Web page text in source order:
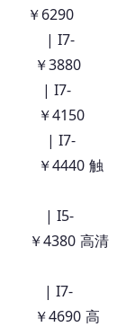
￥6290
| I7-
￥3880
| I7-
￥4150
| I7-
￥4440 触
| I5-
4380 高清
| I7-
4690 高